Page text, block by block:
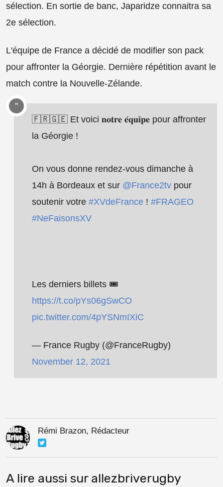
sélection. En sortie de banc, Japaridze connaitra sa
2e sélection.
L'équipe de France a décidé de modifier son pack
pour affronter la Géorgie. Dernière répétition avant le
match contre la Nouvelle-Zélande.
🇫🇷🇬🇪 Et voici 𝐧𝐨𝐭𝐫𝐞 𝐞́𝐪𝐮𝐢𝐩𝐞 pour affronter
la Géorgie !
On vous donne rendez-vous dimanche à
14h à Bordeaux et sur @France2tv pour
soutenir votre #XVdeFrance ! #FRAGEO
#NeFaisonsXV
Les derniers billets 🎟️
https://t.co/pYs06gSwCO
pic.twitter.com/4pYSNmIXiC
— France Rugby (@FranceRugby)
November 12, 2021
Rémi Brazon, Rédacteur
A lire aussi sur allezbriverugby